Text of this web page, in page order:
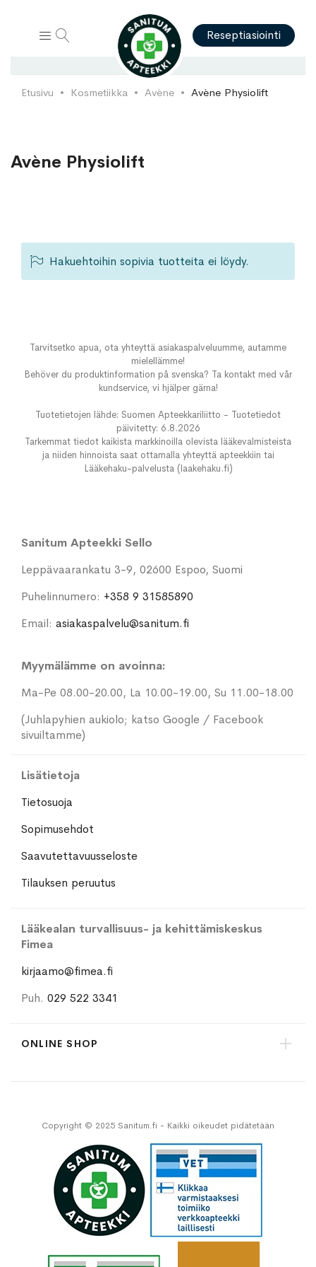
Reseptiasiointi
Etusivu Kosmetiikka Avène Avène Physiolift
Avène Physiolift
Hakuehtoihin sopivia tuotteita ei löydy.
Tarvitsetko apua, ota yhteyttä asiakaspalveluumme, autamme
mielellämme!
Behöver du produktinformation på svenska? Ta kontakt med vår
kundservice, vi hjälper gärna!
Tuotetietojen lähde: Suomen Apteekkariliitto - Tuotetiedot
päivitetty: 6.8.2026
Tarkemmat tiedot kaikista markkinoilla olevista lääkevalmisteista
ja niiden hinnoista saat ottamalla yhteyttä apteekkiin tai
Lääkehaku-palvelusta (laakehaku.fi)
Sanitum Apteekki Sello
Leppävaarankatu 3-9, 02600 Espoo, Suomi
Puhelinnumero: +358 9 31585890
Email: asiakaspalvelu@sanitum.fi
Myymälämme on avoinna:
Ma-Pe 08.00-20.00, La 10.00-19.00, Su 11.00-18.00
(Juhlapyhien aukiolo; katso Google / Facebook
sivuiltamme)
Lisätietoja
Tietosuoja
Sopimusehdot
Saavutettavuusseloste
Tilauksen peruutus
Lääkealan turvallisuus- ja kehittämiskeskus
Fimea
kirjaamo@fimea.fi
Puh. 029 522 3341
ONLINE SHOP
Copyright © 2025 Sanitum.fi - Kaikki oikeudet pidätetään